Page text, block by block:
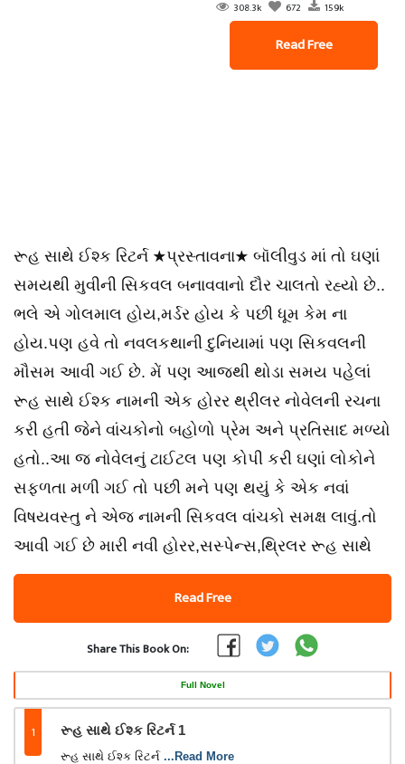
308.3k 672 159k
Read Free
રૂહ સાથે ઈશ્ક રિટર્ન ★પ્રસ્તાવના★ બૉલીવુડ માં તો ઘણાં
સમયથી મુવીની સિકવલ બનાવવાનો દૌર ચાલતો રહ્યો છે..
ભલે એ ગોલમાલ હોય,મર્ડર હોય કે પછી ધૂમ કેમ ના
હોય.પણ હવે તો નવલકથાની દુનિયામાં પણ સિકવલની
મૌસમ આવી ગઈ છે. મેં પણ આજથી થોડા સમય પહેલાં
રૂહ સાથે ઈશ્ક નામની એક હોરર થ્રીલર નોવેલની રચના
કરી હતી જેને વાંચકોનો બહોળો પ્રેમ અને પ્રતિસાદ મળ્યો
હતો..આ જ નોવેલનું ટાઈટલ પણ કોપી કરી ઘણાં લોકોને
સફળતા મળી ગઈ તો પછી મને પણ થયું કે એક નવાં
વિષયવસ્તુ ને એજ નામની સિકવલ વાંચકો સમક્ષ લાવું.તો
આવી ગઈ છે મારી નવી હોરર,સસ્પેન્સ,થ્રિલર રૂહ સાથે
Read Free
Share This Book On:
Full Novel
1 રૂહ સાથે ઈશ્ક રિટર્ન 1
રૂહ સાથે ઈશ્ક રિટર્ન ...Read More